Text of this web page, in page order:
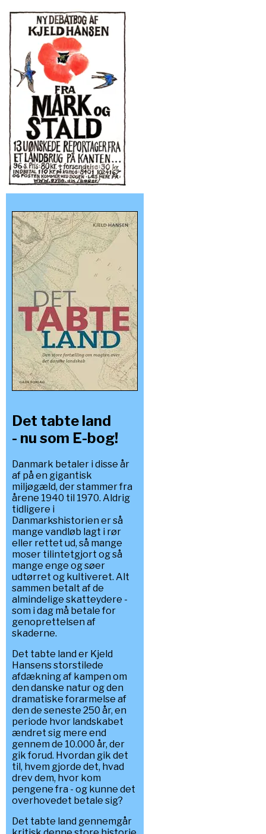
Det tabte land
- nu som E-bog!
Danmark betaler i disse år
af på en gigantisk
miljøgæld, der stammer fra
årene 1940 til 1970. Aldrig
tidligere i
Danmarkshistorien er så
mange vandløb lagt i rør
eller rettet ud, så mange
moser tilintetgjort og så
mange enge og søer
udtørret og kultiveret. Alt
sammen betalt af de
almindelige skatteydere -
som i dag må betale for
genoprettelsen af
skaderne.
Det tabte land er Kjeld
Hansens storstilede
afdækning af kampen om
den danske natur og den
dramatiske forarmelse af
den de seneste 250 år, en
periode hvor landskabet
ændret sig mere end
gennem de 10.000 år, der
gik forud. Hvordan gik det
til, hvem gjorde det, hvad
drev dem, hvor kom
pengene fra - og kunne det
overhovedet betale sig?
Det tabte land gennemgår